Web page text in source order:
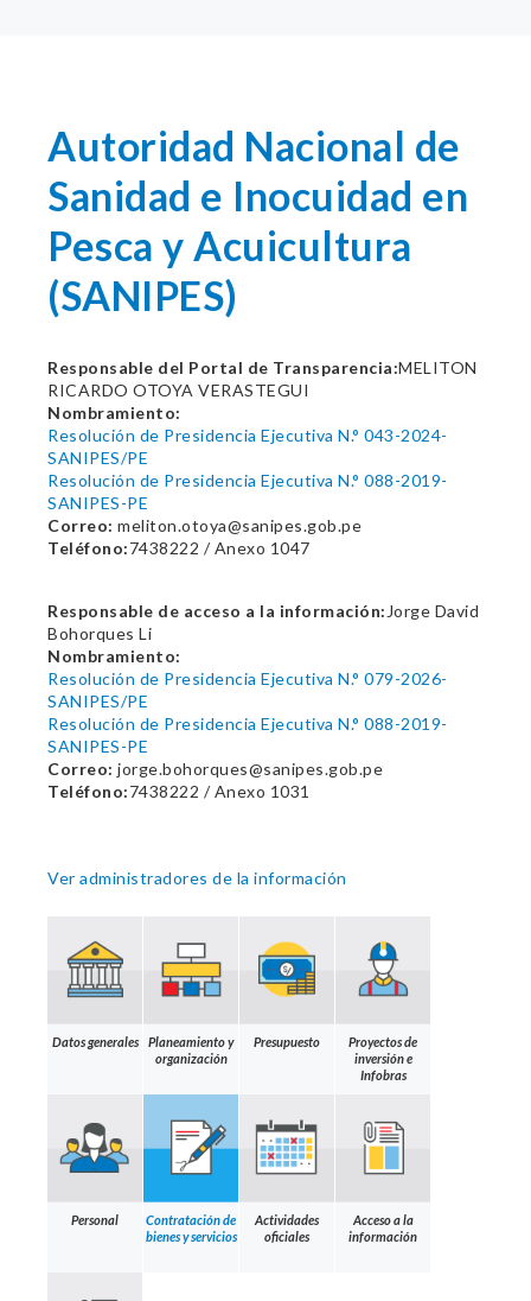
Autoridad Nacional de
Sanidad e Inocuidad en
Pesca y Acuicultura
(SANIPES)
Responsable del Portal de Transparencia:MELITON
RICARDO OTOYA VERASTEGUI
Nombramiento:
Resolución de Presidencia Ejecutiva N.° 043-2024-
SANIPES/PE
Resolución de Presidencia Ejecutiva N.° 088-2019-
SANIPES-PE
Correo: meliton.otoya@sanipes.gob.pe
Teléfono:7438222 / Anexo 1047
Responsable de acceso a la información: Jorge David
Bohorques Li
Nombramiento:
Resolución de Presidencia Ejecutiva N.° 079-2026-
SANIPES/PE
Resolución de Presidencia Ejecutiva N.° 088-2019-
SANIPES-PE
Correo: jorge.bohorques@sanipes.gob.pe
Teléfono:7438222 / Anexo 1031
Ver administradores de la información
Datos generales
Planeamiento y
organización
Presupuesto
Proyectos de
inversión e
Infobras
Personal
Contratación de
bienes y servicios
Actividades
oficiales
Acceso a la
información